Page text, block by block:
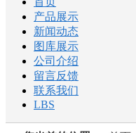
产品展示
新闻动态
图库展示
公司介绍
留言反馈
联系我们
LBS